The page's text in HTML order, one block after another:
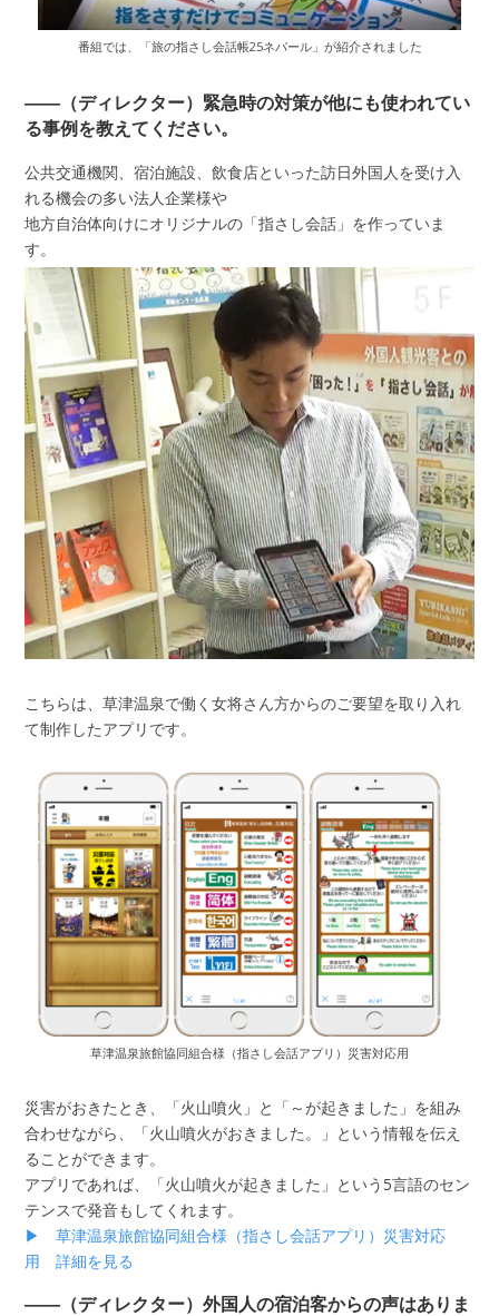
番組では、「旅の指さし会話帳25ネパール」が紹介されました
――（ディレクター）緊急時の対策が他にも使われてい
る事例を教えてください。
公共交通機関、宿泊施設、飲食店といった訪日外国人を受け入
れる機会の多い法人企業様や
地方自治体向けにオリジナルの「指さし会話」を作っていま
す。
こちらは、草津温泉で働く女将さん方からのご要望を取り入れ
て制作したアプリです。
草津温泉旅館協同組合様（指さし会話アプリ）災害対応用
災害がおきたとき、「火山噴火」と「～が起きました」を組み
合わせながら、「火山噴火がおきました。」という情報を伝え
ることができます。
アプリであれば、「火山噴火が起きました」という5言語のセン
テンスで発音もしてくれます。
▶ 草津温泉旅館協同組合様（指さし会話アプリ）災害対応
用 詳細を見る
――（ディレクター）外国人の宿泊客からの声はありま